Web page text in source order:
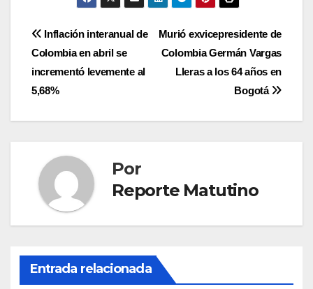
Navegación
de
entradas
Murió exvicepresidente de
Colombia Germán Vargas
Lleras a los 64 años en
Bogotá
Inflación interanual de
Colombia en abril se
incrementó levemente al
5,68%
Por
Reporte Matutino
Entrada relacionada